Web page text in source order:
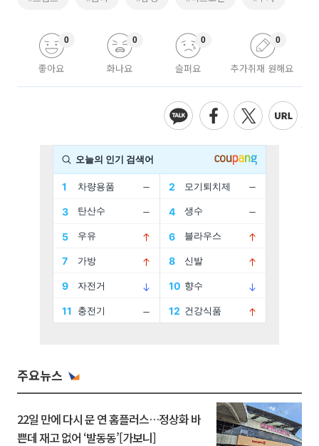
좋아요
0
화나요
0
슬퍼요
0
추가취재 원해요
0
주요뉴스
22일 만에 다시 문 연 홈플러스…정상화 바
쁜데 재고 없어 ‘발동동’[가보니]